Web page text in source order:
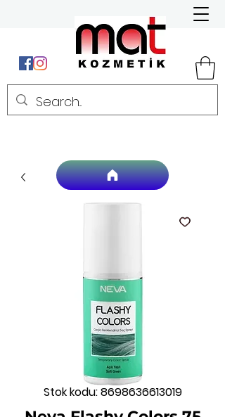
Stok kodu: 8698636613019